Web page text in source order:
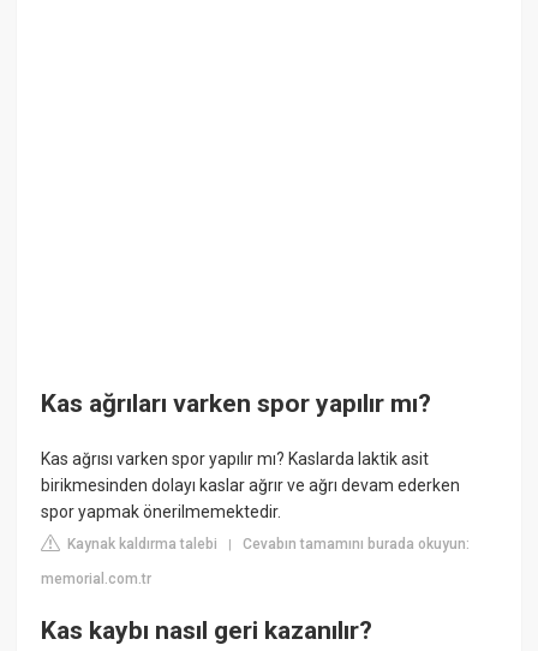
Kas ağrıları varken spor yapılır mı?
Kas ağrısı varken spor yapılır mı? Kaslarda laktik asit
birikmesinden dolayı kaslar ağrır ve ağrı devam ederken
spor yapmak önerilmemektedir.
Kaynak kaldırma talebi |Cevabın tamamını burada okuyun:
memorial.com.tr
Kas kaybı nasıl geri kazanılır?